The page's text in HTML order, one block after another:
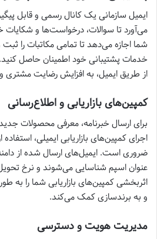
ایمیل سازمانی یک کانال رسمی و قابل
می‌آورد تا سوالات، درخواست‌ها و شکایات
شما اجازه می‌دهد تا تمامی مکاتبات را
خدمات پشتیبانی خود اطمینان حاصل
از طریق ایمیل، به افزایش رضایت مشتری
کمپین‌های بازاریابی و اطلاع‌رسانی
برای ارسال خبرنامه، معرفی محصولات
اجرای کمپین‌های بازاریابی ایمیلی،
ضروری است. ایمیل‌های ارسال شده از
عنوان اسپم شناسایی می‌شوند و نرخ تحویل
اثربخشی کمپین‌های بازاریابی شما را
و به برندسازی کمک می‌کند.
مدیریت هویت و دسترسی